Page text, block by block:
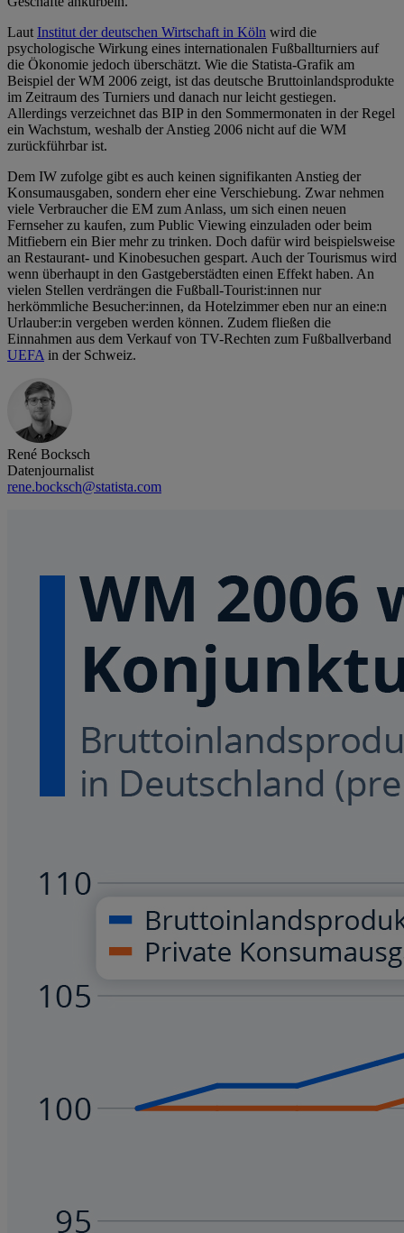
LautInstitut der deutschen Wirtschaft in Köln wird die
psychologische Wirkung eines internationalen Fußballturniers auf
die Ökonomie jedoch überschätzt. Wie die Statista-Grafik am
Beispiel der WM 2006 zeigt, ist das deutsche Bruttoinlandsprodukte
im Zeitraum des Turniers und danach nur leicht gestiegen.
Allerdings verzeichnet das BIP in den Sommermonaten in der Regel
ein Wachstum, weshalb der Anstieg 2006 nicht auf die WM
zurückführbar ist.
Dem IW zufolge gibt es auch keinen signifikanten Anstieg der
Konsumausgaben, sondern eher eine Verschiebung. Zwar nehmen
viele Verbraucher die EM zum Anlass, um sich einen neuen
Fernseher zu kaufen, zum Public Viewing einzuladen oder beim
Mitfiebern ein Bier mehr zu trinken. Doch dafür wird beispielsweise
an Restaurant- und Kinobesuchen gespart. Auch der Tourismus wird
wenn überhaupt in den Gastgeberstädten einen Effekt haben. An
vielen Stellen verdrängen die Fußball-Tourist:innen nur
herkömmliche Besucher:innen, da Hotelzimmer eben nur an eine:n
Urlauber:in vergeben werden können. Zudem fließen die
Einnahmen aus dem Verkauf von TV-Rechten zum Fußballverband
UEFAin der Schweiz.
René Bocksch
Datenjournalist
rene.bocksch@statista.com